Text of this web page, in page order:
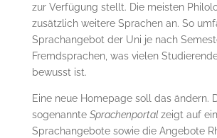
zur Verfügung stellt. Die meisten
zusätzlich weitere Sprachen an. So
Sprachangebot der Uni je nach
Fremdsprachen, was vielen
bewusst ist.
Eine neue Homepage soll das ändern.
sogenannte Sprachenportalzeigt auf
Sprachangebote sowie die Angebote